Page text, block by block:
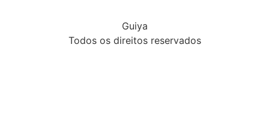
Guiya
Todos os direitos reservados